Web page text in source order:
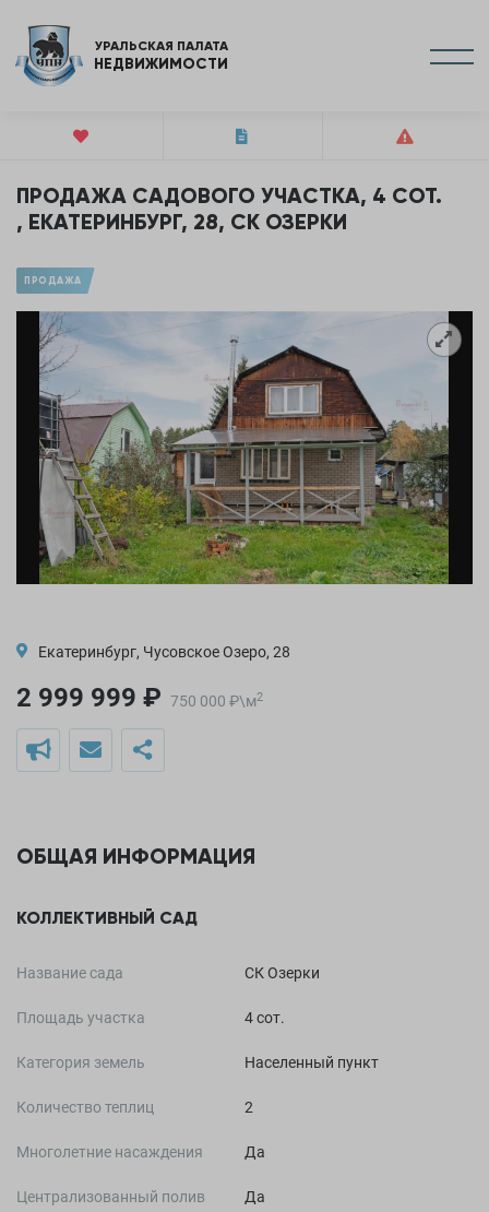
УРАЛЬСКАЯ ПАЛАТА
НЕДВИЖИМОСТИ
ПРОДАЖА САДОВОГО УЧАСТКА, 4 СОТ.
, ЕКАТЕРИНБУРГ, 28, СК ОЗЕРКИ
ПРОДАЖА
Екатеринбург, Чусовское Озеро, 28
2 999 999 ₽ 750 000 ₽\м2
ОБЩАЯ ИНФОРМАЦИЯ
КОЛЛЕКТИВНЫЙ САД
Название сада СК Озерки
Площадь участка 4 сот.
Категория земель Населенный пункт
Количество теплиц 2
Многолетние насаждения Да
Централизованный полив Да